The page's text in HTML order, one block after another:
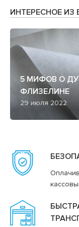
ИНТЕРЕСНОЕ ИЗ
5 МИФОВ О
ФЛИЗЕЛИНЕ
29 июля 2022